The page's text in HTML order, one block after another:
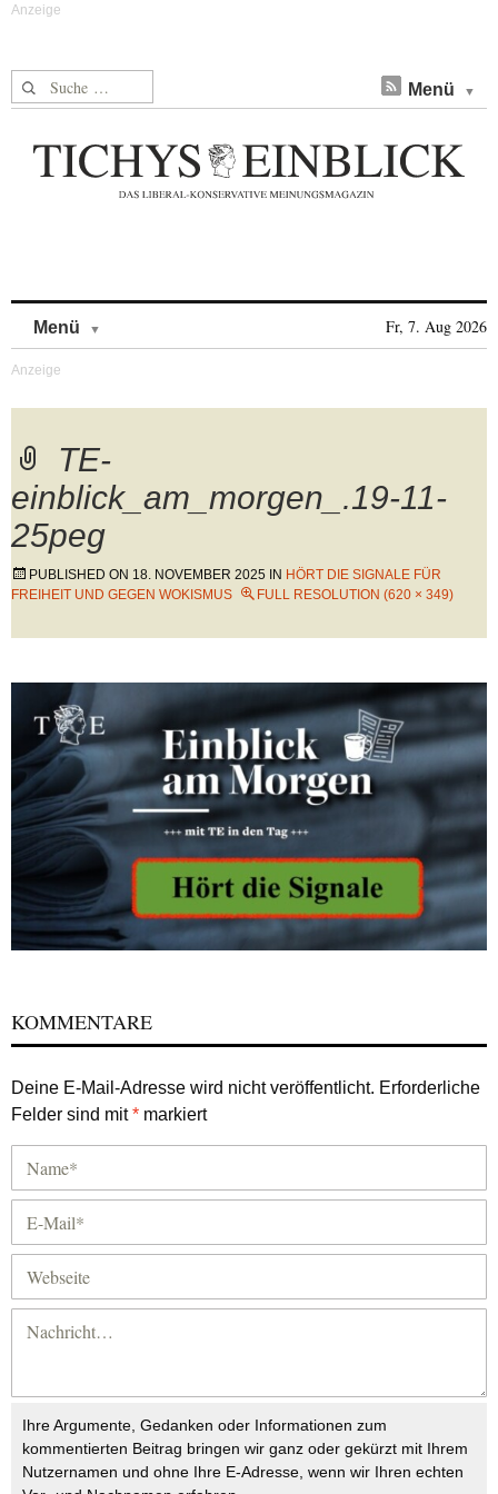
Suche nach: Menü
Menü Fr, 7. Aug 2026
TE-
einblick_am_morgen_.19-11-
25peg
PUBLISHED ON 18. NOVEMBER 2025 IN HÖRT DIE SIGNALE FÜR
FREIHEIT UND GEGEN WOKISMUS
FULL RESOLUTION (620 × 349)
KOMMENTARE
Deine E-Mail-Adresse wird nicht veröffentlicht. Erforderliche
Felder sind mit* markiert
Ihre Argumente, Gedanken oder Informationen zum
kommentierten Beitrag bringen wir ganz oder gekürzt mit Ihrem
Nutzernamen und ohne Ihre E-Adresse, wenn wir Ihren echten